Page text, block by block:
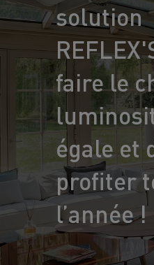
solution
faire le
égale et
profiter
l’année !